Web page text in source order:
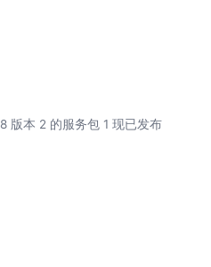
版本 2 的服务包 1 现已发布